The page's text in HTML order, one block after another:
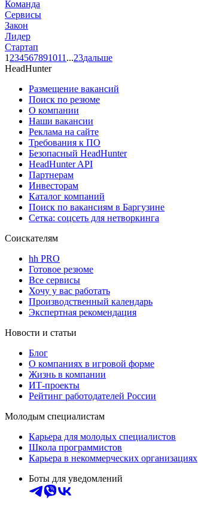
Команда
Сервисы
Закон
Лидер
Стартап
1 234567891011 ...23дальше
HeadHunter
Размещение вакансий
Поиск по резюме
О компании
Наши вакансии
Реклама на сайте
Требования к ПО
Безопасный HeadHunter
HeadHunter API
Партнерам
Инвесторам
Каталог компаний
Поиск по вакансиям в Баргузине
Сетка: соцсеть для нетворкинга
Соискателям
hh PRO
Готовое резюме
Все сервисы
Хочу у вас работать
Производственный календарь
Экспертная рекомендация
Новости и статьи
Блог
О компаниях в игровой форме
Жизнь в компании
ИТ-проекты
Рейтинг работодателей России
Молодым специалистам
Карьера для молодых специалистов
Школа программистов
Карьера в некоммерческих организациях
Боты для уведомлений